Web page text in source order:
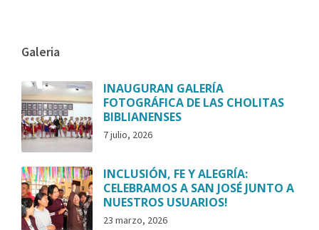
Galeria
INAUGURAN GALERÍA
FOTOGRÁFICA DE LAS CHOLITAS
BIBLIANENSES
7 julio, 2026
INCLUSIÓN, FE Y ALEGRÍA:
CELEBRAMOS A SAN JOSÉ JUNTO A
NUESTROS USUARIOS!
23 marzo, 2026